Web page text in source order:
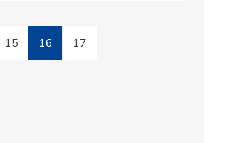
15 16 17